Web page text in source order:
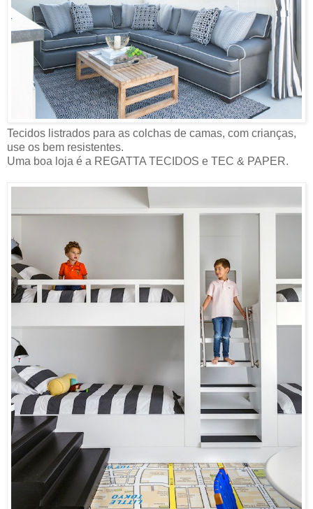
Tecidos listrados para as colchas de camas, com crianças,
use os bem resistentes.
Uma boa loja é a REGATTA TECIDOS e TEC & PAPER.